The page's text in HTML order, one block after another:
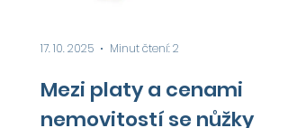
Mezi platy a cenami
nemovitostí se nůžky
17. 10. 2025 Minut čtení: 2